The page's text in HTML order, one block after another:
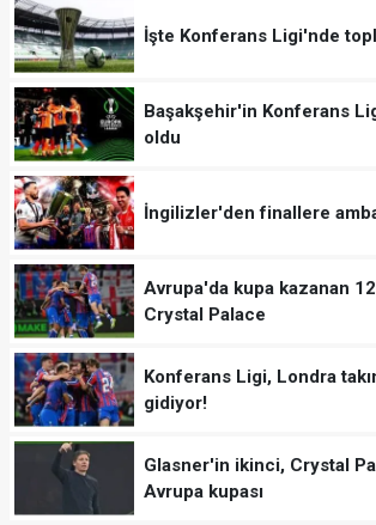
İşte Konferans Ligi'nde
Başakşehir'in Konferans
oldu
İngilizler'den finallere
Avrupa'da kupa kazanan
Crystal Palace
Konferans Ligi, Londra
gidiyor!
Glasner'in ikinci, Crystal
Avrupa kupası